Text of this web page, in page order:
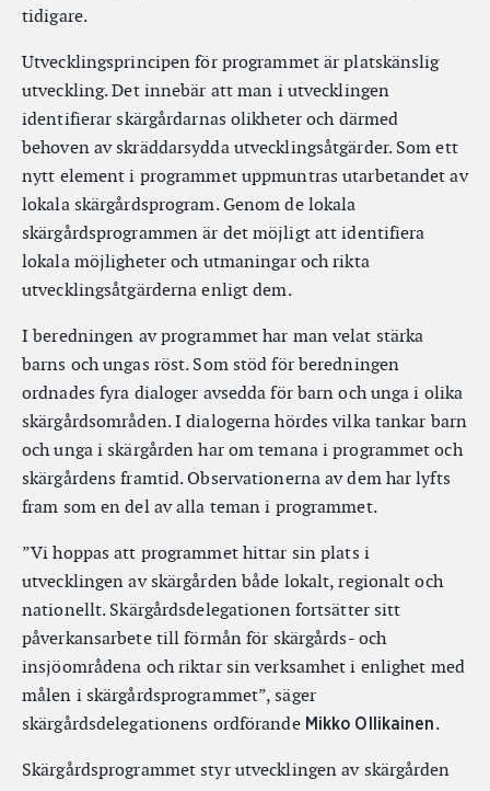
tidigare.
Utvecklingsprincipen för programmet är platskänslig
utveckling. Det innebär att man i utvecklingen
identifierar skärgårdarnas olikheter och därmed
behoven av skräddarsydda utvecklingsåtgärder. Som ett
nytt element i programmet uppmuntras utarbetandet av
lokala skärgårdsprogram. Genom de lokala
skärgårdsprogrammen är det möjligt att identifiera
lokala möjligheter och utmaningar och rikta
utvecklingsåtgärderna enligt dem.
I beredningen av programmet har man velat stärka
barns och ungas röst. Som stöd för beredningen
ordnades fyra dialoger avsedda för barn och unga i olika
skärgårdsområden. I dialogerna hördes vilka tankar barn
och unga i skärgården har om temana i programmet och
skärgårdens framtid. Observationerna av dem har lyfts
fram som en del av alla teman i programmet.
”Vi hoppas att programmet hittar sin plats i
utvecklingen av skärgården både lokalt, regionalt och
nationellt. Skärgårdsdelegationen fortsätter sitt
påverkansarbete till förmån för skärgårds- och
insjöområdena och riktar sin verksamhet i enlighet med
målen i skärgårdsprogrammet”, säger
skärgårdsdelegationens ordförande Mikko Ollikainen.
Skärgårdsprogrammet styr utvecklingen av skärgården